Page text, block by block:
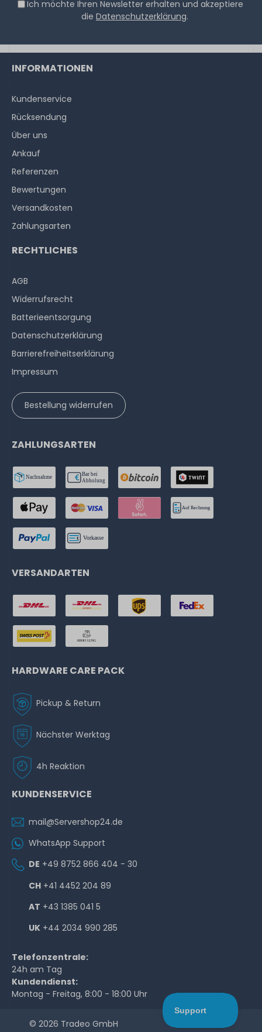
Ich möchte Ihren Newsletter erhalten und akzeptiere
die Datenschutzerklärung.
INFORMATIONEN
Kundenservice
Rücksendung
Über uns
Ankauf
Referenzen
Bewertungen
Versandkosten
Zahlungsarten
RECHTLICHES
AGB
Widerrufs­recht
Batterieentsorgung
Datenschutzerklärung
Barrierefreiheitserklärung
Impressum
Bestellung widerrufen
ZAHLUNGSARTEN
VERSANDARTEN
HARDWARE CARE PACK
Pickup & Return
Nächster Werktag
4h Reaktion
KUNDENSERVICE
mail@Servershop24.de
WhatsApp Support
DE +49 8752 866 404 - 30
CH +41 4452 204 89
AT +43 1385 041 5
UK +44 2034 990 285
Telefonzentrale:
24h am Tag
Kundendienst:
Montag - Freitag, 8:00 - 18:00 Uhr
© 2026 Tradeo GmbH